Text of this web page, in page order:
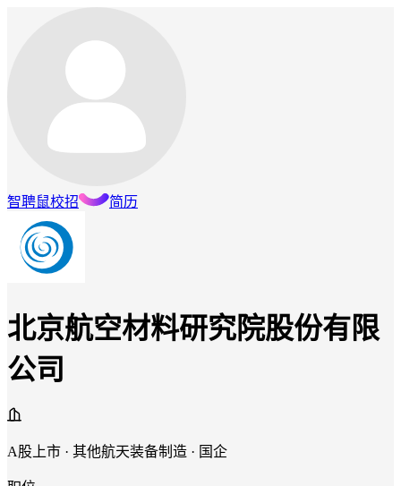
智聘鼠校招 简历
北京航空材料研究院股份有限
公司
A股上市 · 其他航天装备制造 · 国企